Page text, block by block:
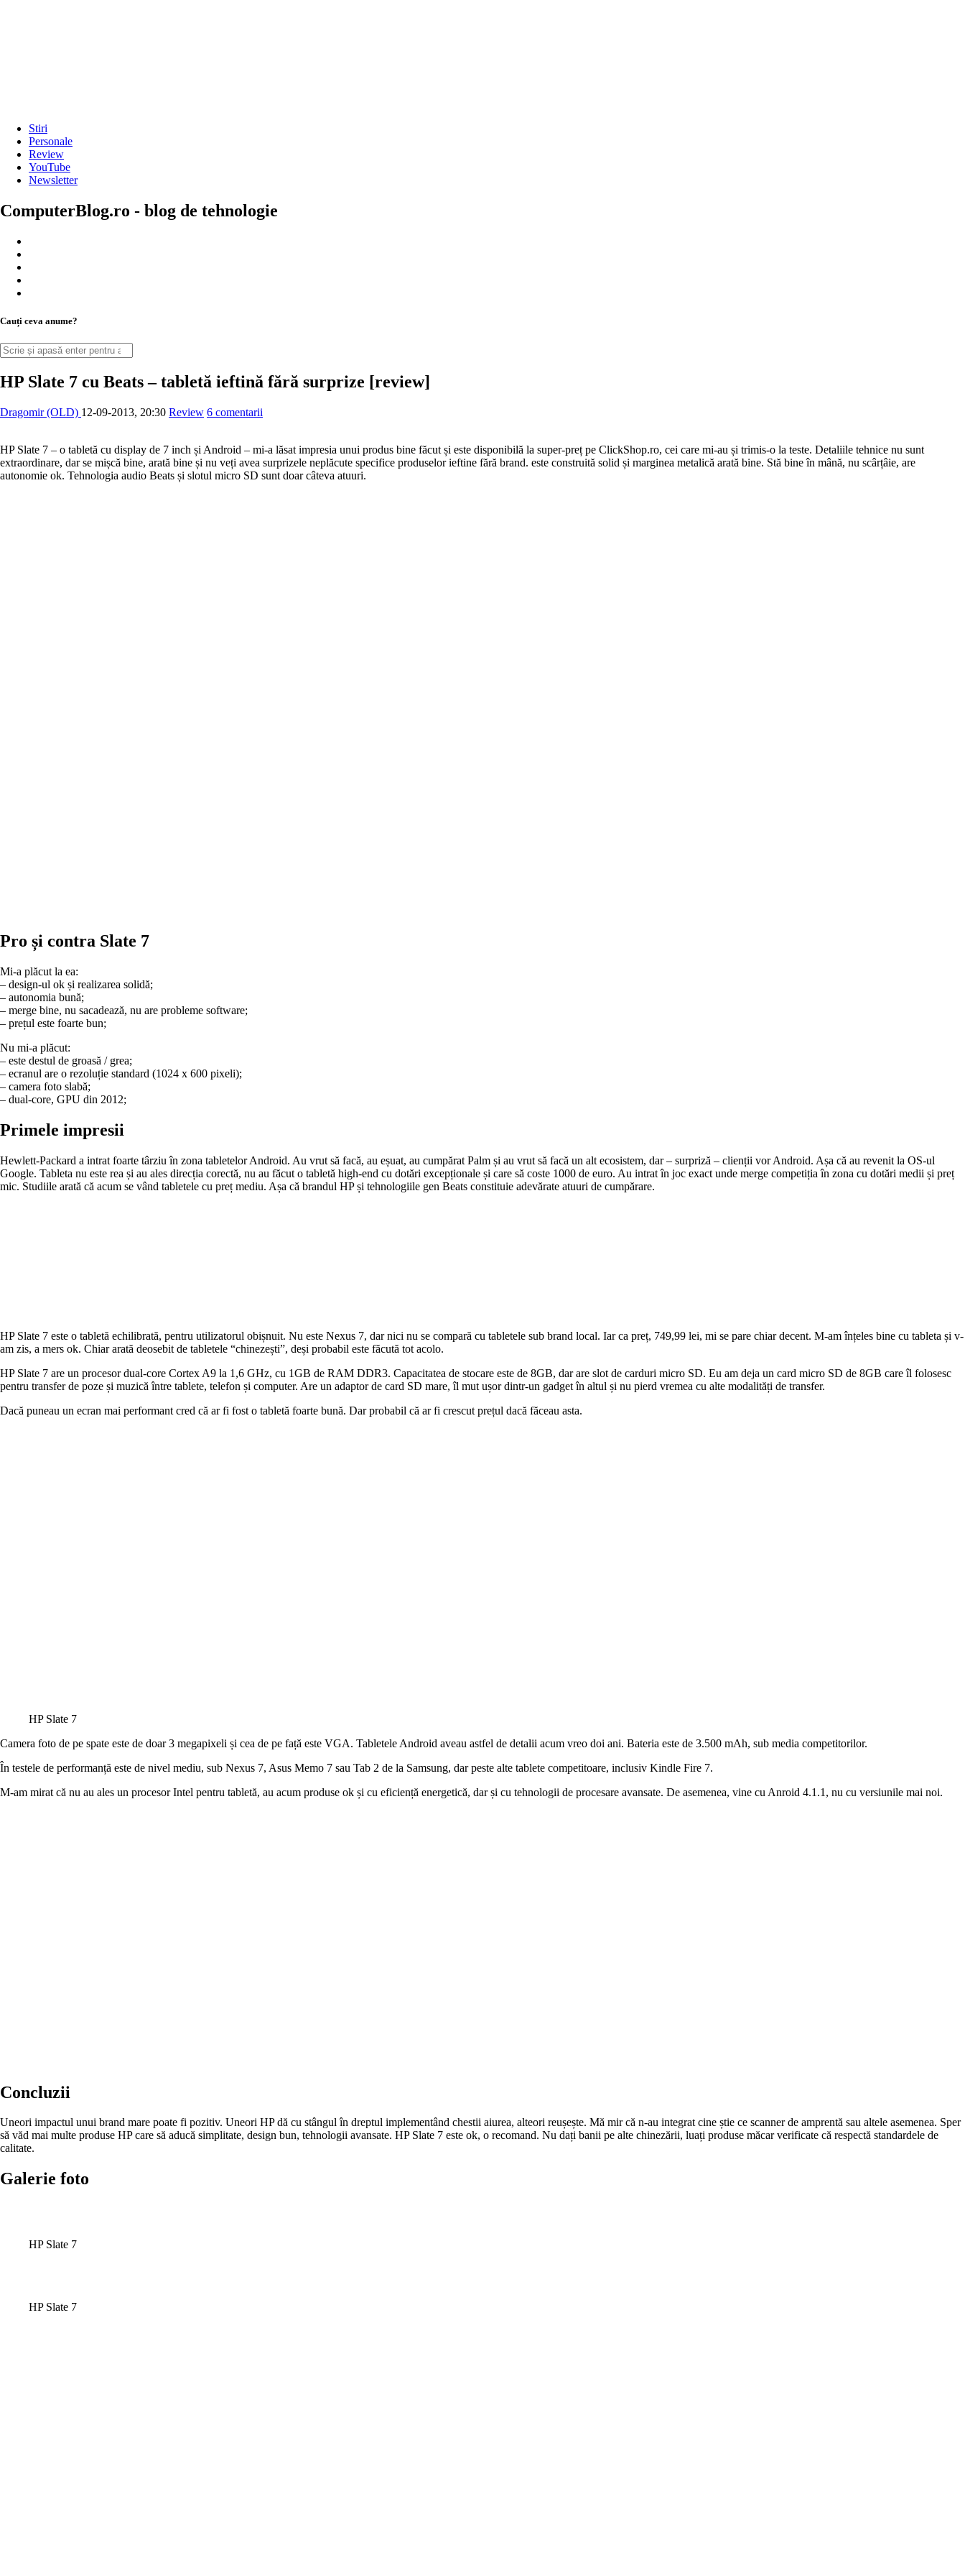
Stiri
Personale
Review
YouTube
Newsletter
ComputerBlog.ro - blog de tehnologie
Cauți ceva anume?
HP Slate 7 cu Beats – tabletă ieftină fără surprize [review]
Dragomir (OLD) 12-09-2013, 20:30 Review 6 comentarii
HP Slate 7 – o tabletă cu display de 7 inch și Android – mi-a lăsat impresia unui produs bine făcut și este disponibilă la super-preț pe ClickShop.ro, cei care mi-au și trimis-o la teste. Detaliile tehnice nu sunt
extraordinare, dar se mișcă bine, arată bine și nu veți avea surprizele neplăcute specifice produselor ieftine fără brand. este construită solid și marginea metalică arată bine. Stă bine în mână, nu scârțâie, are
autonomie ok. Tehnologia audio Beats și slotul micro SD sunt doar câteva atuuri.
Pro și contra Slate 7
Mi-a plăcut la ea:
– design-ul ok și realizarea solidă;
– autonomia bună;
– merge bine, nu sacadează, nu are probleme software;
– prețul este foarte bun;
Nu mi-a plăcut:
– este destul de groasă / grea;
– ecranul are o rezoluție standard (1024 x 600 pixeli);
– camera foto slabă;
– dual-core, GPU din 2012;
Primele impresii
Hewlett-Packard a intrat foarte târziu în zona tabletelor Android. Au vrut să facă, au eșuat, au cumpărat Palm și au vrut să facă un alt ecosistem, dar – surpriză – clienții vor Android. Așa că au revenit la OS-ul
Google. Tableta nu este rea și au ales direcția corectă, nu au făcut o tabletă high-end cu dotări excepționale și care să coste 1000 de euro. Au intrat în joc exact unde merge competiția în zona cu dotări medii și preț
mic. Studiile arată că acum se vând tabletele cu preț mediu. Așa că brandul HP și tehnologiile gen Beats constituie adevărate atuuri de cumpărare.
HP Slate 7 este o tabletă echilibrată, pentru utilizatorul obișnuit. Nu este Nexus 7, dar nici nu se compară cu tabletele sub brand local. Iar ca preț, 749,99 lei, mi se pare chiar decent. M-am înțeles bine cu tableta și v-
am zis, a mers ok. Chiar arată deosebit de tabletele “chinezești”, deși probabil este făcută tot acolo.
HP Slate 7 are un procesor dual-core Cortex A9 la 1,6 GHz, cu 1GB de RAM DDR3. Capacitatea de stocare este de 8GB, dar are slot de carduri micro SD. Eu am deja un card micro SD de 8GB care îl folosesc
pentru transfer de poze și muzică între tablete, telefon și computer. Are un adaptor de card SD mare, îl mut ușor dintr-un gadget în altul și nu pierd vremea cu alte modalități de transfer.
Dacă puneau un ecran mai performant cred că ar fi fost o tabletă foarte bună. Dar probabil că ar fi crescut prețul dacă făceau asta.
HP Slate 7
Camera foto de pe spate este de doar 3 megapixeli și cea de pe față este VGA. Tabletele Android aveau astfel de detalii acum vreo doi ani. Bateria este de 3.500 mAh, sub media competitorilor.
În testele de performanță este de nivel mediu, sub Nexus 7, Asus Memo 7 sau Tab 2 de la Samsung, dar peste alte tablete competitoare, inclusiv Kindle Fire 7.
M-am mirat că nu au ales un procesor Intel pentru tabletă, au acum produse ok și cu eficiență energetică, dar și cu tehnologii de procesare avansate. De asemenea, vine cu Anroid 4.1.1, nu cu versiunile mai noi.
Concluzii
Uneori impactul unui brand mare poate fi pozitiv. Uneori HP dă cu stângul în dreptul implementând chestii aiurea, alteori reușește. Mă mir că n-au integrat cine știe ce scanner de amprentă sau altele asemenea. Sper
să văd mai multe produse HP care să aducă simplitate, design bun, tehnologii avansate. HP Slate 7 este ok, o recomand. Nu dați banii pe alte chinezării, luați produse măcar verificate că respectă standardele de
calitate.
Galerie foto
HP Slate 7
HP Slate 7